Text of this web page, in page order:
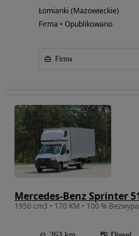
Łomianki (Mazowieckie)
Firma • Opublikowano
Firma